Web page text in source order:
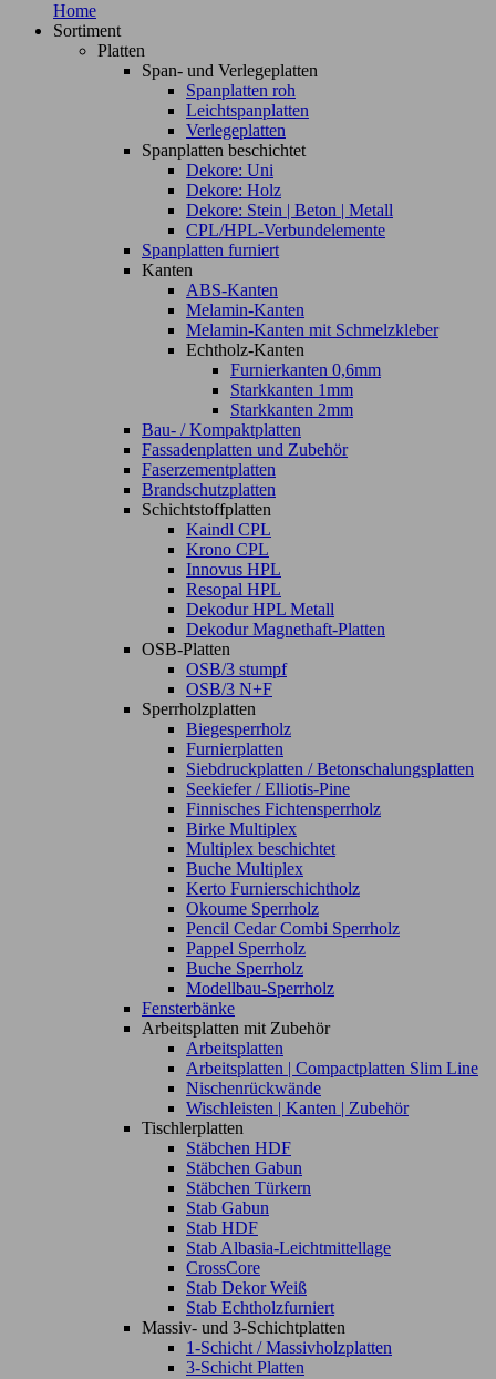
Home
Sortiment
Platten
Span- und Verlegeplatten
Spanplatten roh
Leichtspanplatten
Verlegeplatten
Spanplatten beschichtet
Dekore: Uni
Dekore: Holz
Dekore: Stein | Beton | Metall
CPL/HPL-Verbundelemente
Spanplatten furniert
Kanten
ABS-Kanten
Melamin-Kanten
Melamin-Kanten mit Schmelzkleber
Echtholz-Kanten
Furnierkanten 0,6mm
Starkkanten 1mm
Starkkanten 2mm
Bau- / Kompaktplatten
Fassadenplatten und Zubehör
Faserzementplatten
Brandschutzplatten
Schichtstoffplatten
Kaindl CPL
Krono CPL
Innovus HPL
Resopal HPL
Dekodur HPL Metall
Dekodur Magnethaft-Platten
OSB-Platten
OSB/3 stumpf
OSB/3 N+F
Sperrholzplatten
Biegesperrholz
Furnierplatten
Siebdruckplatten / Betonschalungsplatten
Seekiefer / Elliotis-Pine
Finnisches Fichtensperrholz
Birke Multiplex
Multiplex beschichtet
Buche Multiplex
Kerto Furnierschichtholz
Okoume Sperrholz
Pencil Cedar Combi Sperrholz
Pappel Sperrholz
Buche Sperrholz
Modellbau-Sperrholz
Fensterbänke
Arbeitsplatten mit Zubehör
Arbeitsplatten
Arbeitsplatten | Compactplatten Slim Line
Nischenrückwände
Wischleisten | Kanten | Zubehör
Tischlerplatten
Stäbchen HDF
Stäbchen Gabun
Stäbchen Türkern
Stab Gabun
Stab HDF
Stab Albasia-Leichtmittellage
CrossCore
Stab Dekor Weiß
Stab Echtholzfurniert
Massiv- und 3-Schichtplatten
1-Schicht / Massivholzplatten
3-Schicht Platten